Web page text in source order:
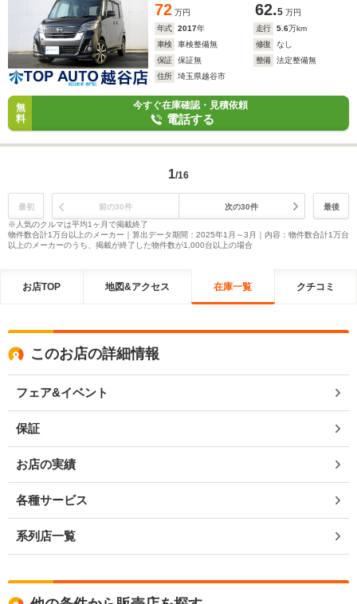
72 万円 62.5 万円
年式
2017年 走行 5.6万km
車検
車検整備無 修復
なし
保証
保証無 整備
法定整備無
住所
埼玉県越谷市
無
料
今すぐ在庫確認・見積依頼
電話する
1/16
最初 前の30件 次の30件
最後
※人気のクルマは平均1ヶ月で掲載終了
物件数合計1万台以上のメーカー｜算出データ期間：2025年1月～3月｜内容：物件数合計1万台
以上のメーカーのうち、掲載が終了した物件数が1,000台以上の場合
お店TOP 地図&アクセス 在庫一覧 クチコミ
このお店の詳細情報
フェア&イベント
保証
お店の実績
各種サービス
系列店一覧